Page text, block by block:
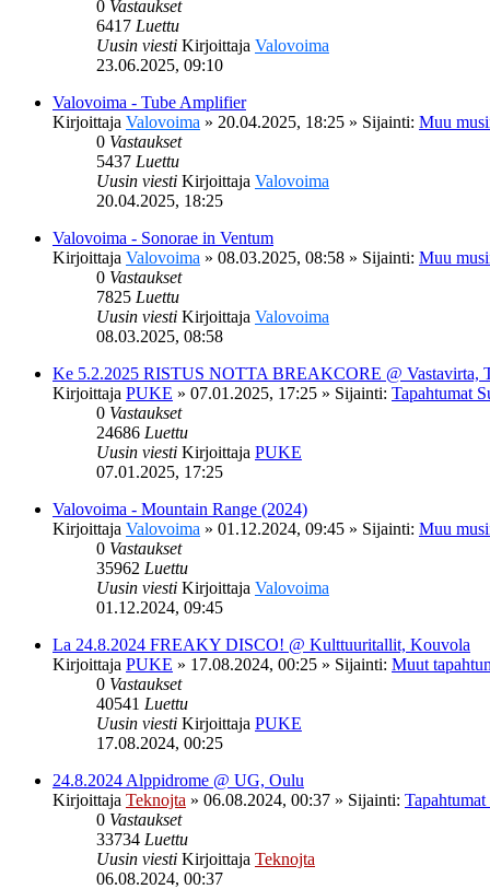
0 Vastaukset
6417 Luettu
Uusin viesti Kirjoittaja Valovoima
23.06.2025, 09:10
Valovoima - Tube Amplifier
Kirjoittaja Valovoima » 20.04.2025, 18:25 » Sijainti: Muu
0 Vastaukset
5437 Luettu
Uusin viesti Kirjoittaja Valovoima
20.04.2025, 18:25
Valovoima - Sonorae in Ventum
Kirjoittaja Valovoima » 08.03.2025, 08:58 » Sijainti: Muu
0 Vastaukset
7825 Luettu
Uusin viesti Kirjoittaja Valovoima
08.03.2025, 08:58
Ke 5.2.2025 RISTUS NOTTA BREAKCORE @ Vastavirta,
Kirjoittaja PUKE » 07.01.2025, 17:25 » Sijainti: Tapahtumat
0 Vastaukset
24686 Luettu
Uusin viesti Kirjoittaja PUKE
07.01.2025, 17:25
Valovoima - Mountain Range (2024)
Kirjoittaja Valovoima » 01.12.2024, 09:45 » Sijainti: Muu
0 Vastaukset
35962 Luettu
Uusin viesti Kirjoittaja Valovoima
01.12.2024, 09:45
La 24.8.2024 FREAKY DISCO! @ Kulttuuritallit, Kouvola
Kirjoittaja PUKE » 17.08.2024, 00:25 » Sijainti: Muut
0 Vastaukset
40541 Luettu
Uusin viesti Kirjoittaja PUKE
17.08.2024, 00:25
24.8.2024 Alppidrome @ UG, Oulu
Kirjoittaja Teknojta » 06.08.2024, 00:37 » Sijainti: Tapahtumat
0 Vastaukset
33734 Luettu
Uusin viesti Kirjoittaja Teknojta
06.08.2024, 00:37